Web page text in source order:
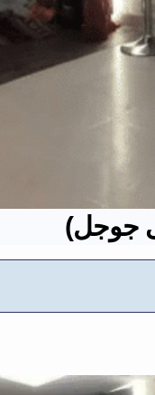
جوجل)